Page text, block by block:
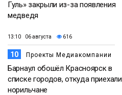
Гуль» закрыли из-за появления
медведя
13:10 06 августа 616
10 Проекты Медиакомпании
Барнаул обошёл Красноярск в
списке городов, откуда приехали
норильчане